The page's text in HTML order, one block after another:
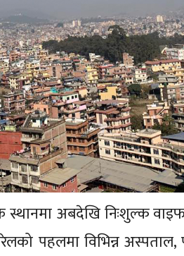
स्थानमा अबदेखि निःशुल्क
पहलमा विभिन्न अस्पताल,